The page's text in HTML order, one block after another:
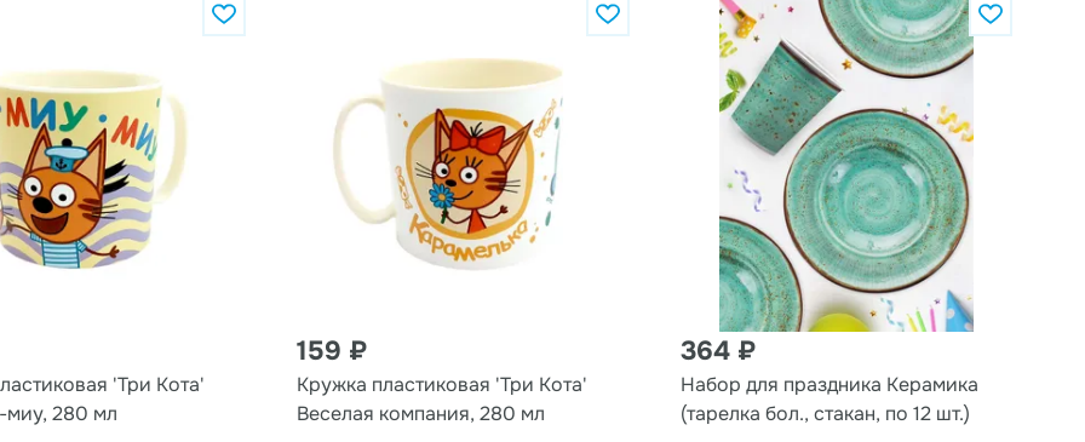
'Три Кота'
280 мл
159 ₽
Кружка пластиковая 'Три Кота'
Веселая компания, 280 мл
364 ₽
Набор для праздника Керамика
(тарелка бол., стакан, по 12 шт.)